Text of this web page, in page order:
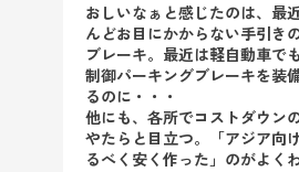
おしいなぁと感じたのは、最
んどお目にかからない手引き
ブレーキ。 最近は軽自動車で
制御パーキングブレーキを装
るのに・・・
他にも、各所でコストダウン
やたらと目立つ。「アジア向
るべく安く作った」のがよくわ